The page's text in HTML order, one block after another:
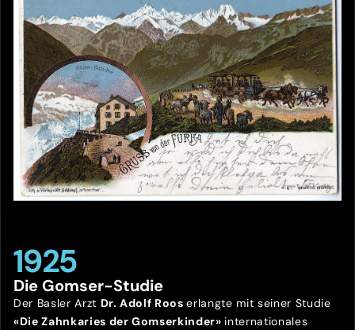
1925
Die Gomser-Studie
Der Basler Arzt Dr. Adolf Rooserlangte mit seiner Studie
«Die Zahnkaries der Gomserkinder» internationales